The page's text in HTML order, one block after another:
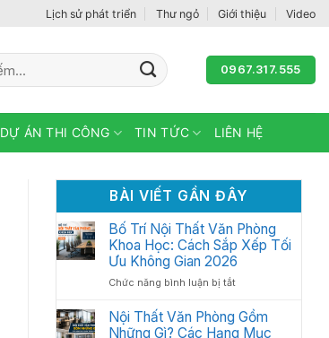
Lịch sử phát triển Thư ngỏ Giới thiệu Video
0967.317.555
DỰ ÁN THI CÔNG TIN TỨC LIÊN HỆ
BÀI VIẾT GẦN ĐÂY
Bố Trí Nội Thất Văn Phòng
Khoa Học: Cách Sắp Xếp Tối
Ưu Không Gian 2026
Chức năng bình luận bị tắtở
Trí
Nội
Nội Thất Văn Phòng Gồm
Những Gì? Các Hạng Mục